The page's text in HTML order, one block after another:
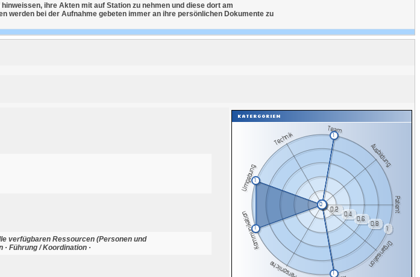
ihre Akten mit auf Station zu nehmen und diese dort am
werden bei der Aufnahme gebeten immer an ihre persönlichen Dokumente zu
verfügbaren Ressourcen (Personen und
Führung / Koordination ·